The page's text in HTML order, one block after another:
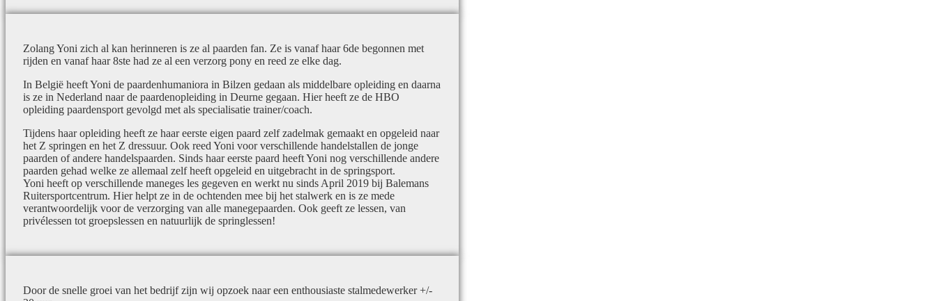
Zolang Yoni zich al kan herinneren is ze al paarden fan. Ze is vanaf haar 6de begonnen met
rijden en vanaf haar 8ste had ze al een verzorg pony en reed ze elke dag.
In België heeft Yoni de paardenhumaniora in Bilzen gedaan als middelbare opleiding en daarna
is ze in Nederland naar de paardenopleiding in Deurne gegaan. Hier heeft ze de HBO
opleiding paardensport gevolgd met als specialisatie trainer/coach.
Tijdens haar opleiding heeft ze haar eerste eigen paard zelf zadelmak gemaakt en opgeleid naar
het Z springen en het Z dressuur. Ook reed Yoni voor verschillende handelstallen de jonge
paarden of andere handelspaarden. Sinds haar eerste paard heeft Yoni nog verschillende andere
paarden gehad welke ze allemaal zelf heeft opgeleid en uitgebracht in de springsport.
Yoni heeft op verschillende maneges les gegeven en werkt nu sinds April 2019 bij Balemans
Ruitersportcentrum. Hier helpt ze in de ochtenden mee bij het stalwerk en is ze mede
verantwoordelijk voor de verzorging van alle manegepaarden. Ook geeft ze lessen, van
privélessen tot groepslessen en natuurlijk de springlessen!
Door de snelle groei van het bedrijf zijn wij opzoek naar een enthousiaste stalmedewerker +/-